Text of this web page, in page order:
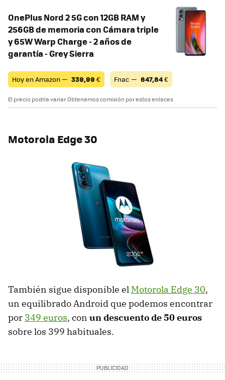
OnePlus Nord 2 5G con 12GB RAM y
256GB de memoria con Cámara triple
y 65W Warp Charge - 2 años de
garantía - Grey Sierra
Hoy en Amazon — 339,99 € Fnac — 647,84€
El precio podría variar. Obtenemos comisión por estos enlaces
Motorola Edge 30
También sigue disponible el Motorola Edge 30,
un equilibrado Android que podemos encontrar
por 349 euros, con un descuento de 50 euros
sobre los 399 habituales.